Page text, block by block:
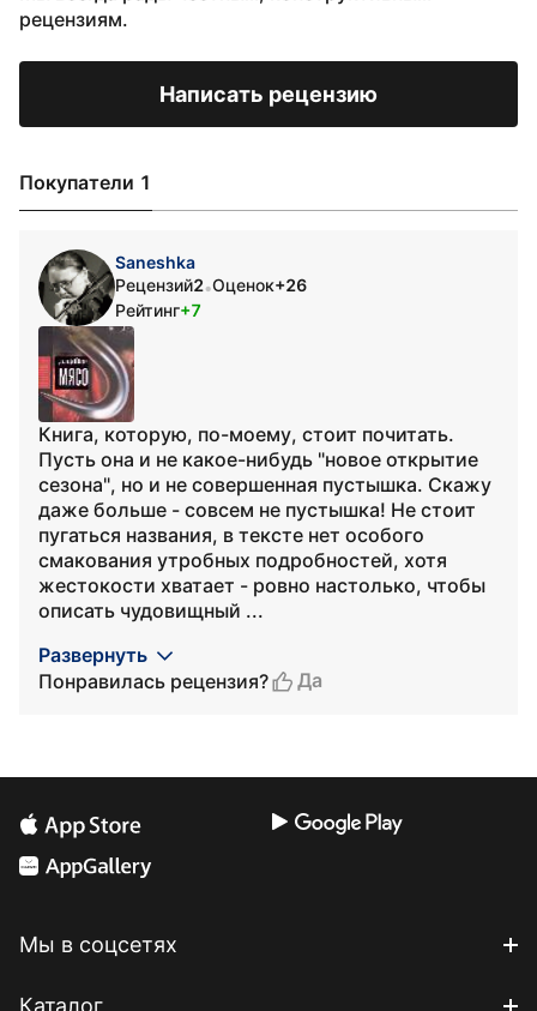
рецензиям.
Написать рецензию
Покупатели 1
Saneshka
Рецензий2•Оценок+26
Рейтинг+7
Книга, которую, по-моему, стоит почитать.
Пусть она и не какое-нибудь "новое открытие
сезона", но и не совершенная пустышка. Скажу
даже больше - совсем не пустышка! Не стоит
пугаться названия, в тексте нет особого
смакования утробных подробностей, хотя
жестокости хватает - ровно настолько, чтобы
описать чудовищный ...
Развернуть
Понравилась рецензия?
Да
Мы в соцсетях
Каталог